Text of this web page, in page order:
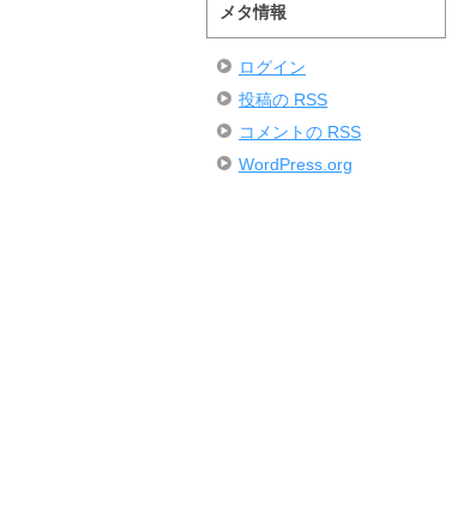
メタ情報
ログイン
投稿の RSS
コメントの RSS
WordPress.org